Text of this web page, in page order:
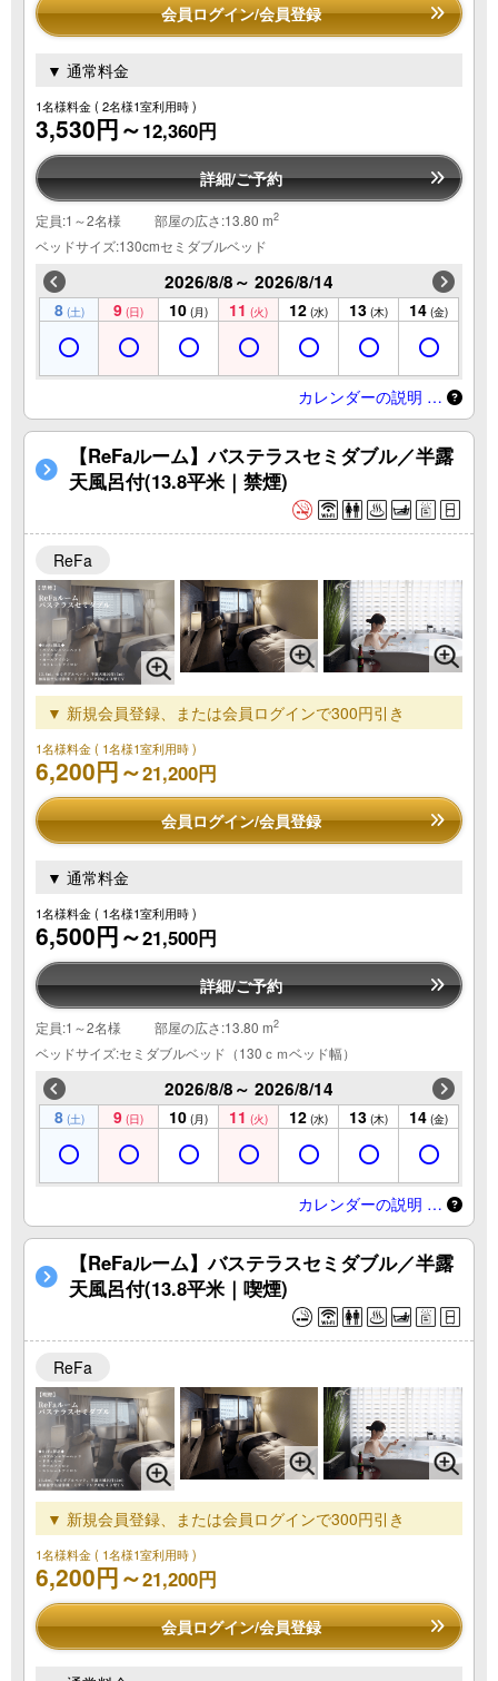
会員ログイン/会員登録
▼ 通常料金
1名様料金( 2名様1室利用時 )
3,530円～12,360円
詳細/ご予約
定員:1～2名様 部屋の広さ:13.80 m2
ベッドサイズ:130cmセミダブルベッド
2026/8/8～ 2026/8/14
8 (土) 9 (日) 10 (月) 11 (火) 12 (水) 13 (木) 14 (金)
カレンダーの説明 …
【ReFaルーム】バステラスセミダブル／半露
天風呂付(13.8平米｜禁煙)
ReFa
▼ 新規会員登録、または会員ログインで300円引き
1名様料金( 1名様1室利用時 )
6,200円～21,200円
会員ログイン/会員登録
▼ 通常料金
1名様料金( 1名様1室利用時 )
6,500円～21,500円
詳細/ご予約
定員:1～2名様 部屋の広さ:13.80 m2
ベッドサイズ:セミダブルベッド（130ｃｍベッド幅）
2026/8/8～ 2026/8/14
8 (土) 9 (日) 10 (月) 11 (火) 12 (水) 13 (木) 14 (金)
カレンダーの説明 …
【ReFaルーム】バステラスセミダブル／半露
天風呂付(13.8平米｜喫煙)
ReFa
▼ 新規会員登録、または会員ログインで300円引き
1名様料金( 1名様1室利用時 )
6,200円～21,200円
会員ログイン/会員登録